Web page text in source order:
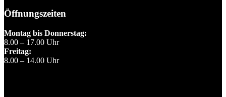
Öffnungszeiten
Montag bis Donnerstag:
8.00 – 17.00 Uhr
Freitag:
8.00 – 14.00 Uhr